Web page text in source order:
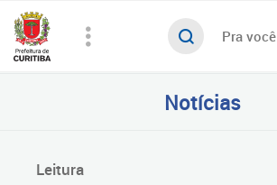
Pra você
Notícias
Leitura